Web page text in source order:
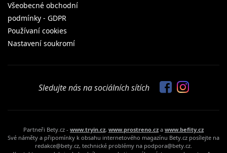
Všeobecné obchodní
podmínky - GDPR
Používaní cookies
Nastavení soukromí
Sledujte nás na sociálních sítích
Partneři Bety.cz - www.tryin.cz, www.prostreno.cz a www.befity.cz
Své náměty a připomínky k obsahu internetového magazínu Bety.cz posílejte na
redakce@bety.cz, technické problémy na podpora@bety.cz.